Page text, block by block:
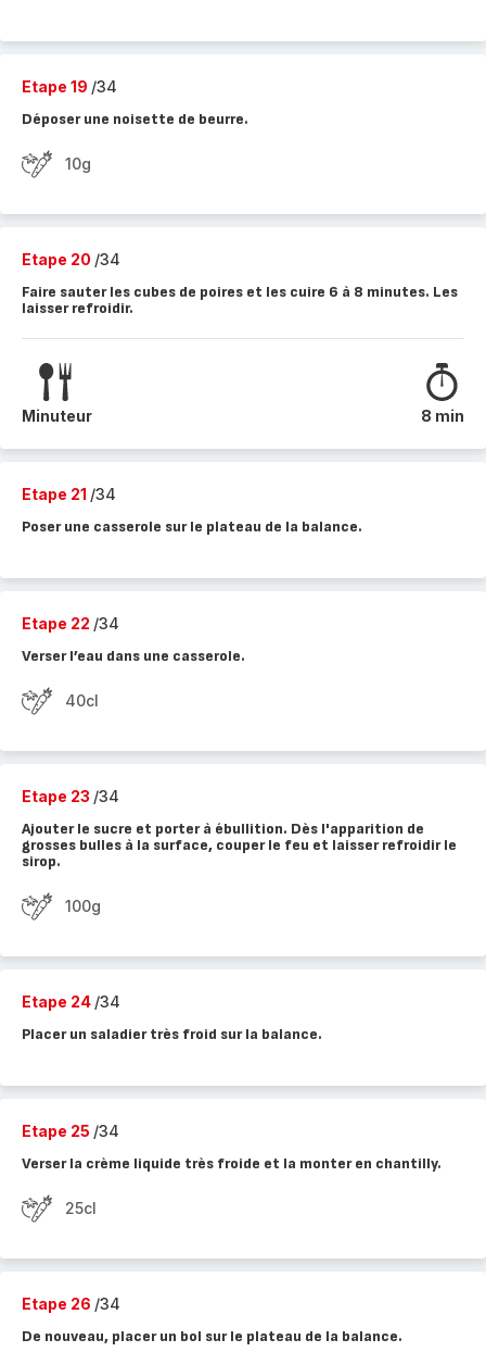
Etape 19 /34
Déposer une noisette de beurre.
10g
Etape 20 /34
Faire sauter les cubes de poires et les cuire 6 à 8 minutes. Les
laisser refroidir.
Minuteur 8 min
Etape 21 /34
Poser une casserole sur le plateau de la balance.
Etape 22 /34
Verser l’eau dans une casserole.
40cl
Etape 23 /34
Ajouter le sucre et porter à ébullition. Dès l'apparition de
grosses bulles à la surface, couper le feu et laisser refroidir le
sirop.
100g
Etape 24 /34
Placer un saladier très froid sur la balance.
Etape 25 /34
Verser la crème liquide très froide et la monter en chantilly.
25cl
Etape 26 /34
De nouveau, placer un bol sur le plateau de la balance.